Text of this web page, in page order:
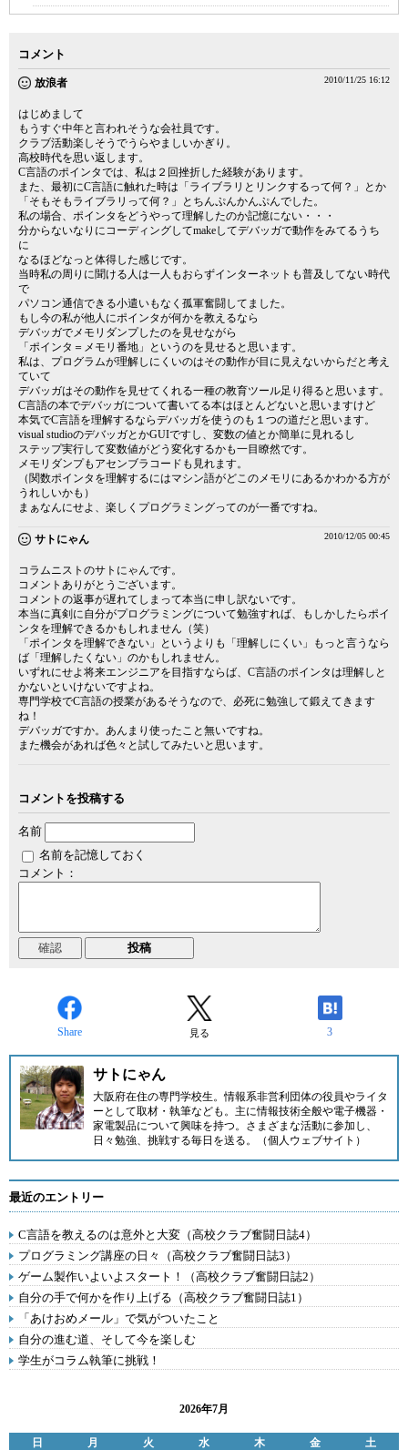
コメント
放浪者 2010/11/25 16:12
はじめまして
もうすぐ中年と言われそうな会社員です。
クラブ活動楽しそうでうらやましいかぎり。
高校時代を思い返します。
C言語のポインタでは、私は２回挫折した経験があります。
また、最初にC言語に触れた時は「ライブラリとリンクするって何？」とか
「そもそもライブラリって何？」とちんぷんかんぷんでした。
私の場合、ポインタをどうやって理解したのか記憶にない・・・
分からないなりにコーディングしてmakeしてデバッガで動作をみてるうち
に
なるほどなっと体得した感じです。
当時私の周りに聞ける人は一人もおらずインターネットも普及してない時代
で
パソコン通信できる小遣いもなく孤軍奮闘してました。
もし今の私が他人にポインタが何かを教えるなら
デバッガでメモリダンプしたのを見せながら
「ポインタ＝メモリ番地」というのを見せると思います。
私は、プログラムが理解しにくいのはその動作が目に見えないからだと考え
ていて
デバッガはその動作を見せてくれる一種の教育ツール足り得ると思います。
C言語の本でデバッガについて書いてる本はほとんどないと思いますけど
本気でC言語を理解するならデバッガを使うのも１つの道だと思います。
visual studioのデバッガとかGUIですし、変数の値とか簡単に見れるし
ステップ実行して変数値がどう変化するかも一目瞭然です。
メモリダンプもアセンブラコードも見れます。
（関数ポインタを理解するにはマシン語がどこのメモリにあるかわかる方が
うれしいかも）
まぁなんにせよ、楽しくプログラミングってのが一番ですね。
サトにゃん 2010/12/05 00:45
コラムニストのサトにゃんです。
コメントありがとうございます。
コメントの返事が遅れてしまって本当に申し訳ないです。
本当に真剣に自分がプログラミングについて勉強すれば、もしかしたらポイ
ンタを理解できるかもしれません（笑）
「ポインタを理解できない」というよりも「理解しにくい」もっと言うなら
ば「理解したくない」のかもしれません。
いずれにせよ将来エンジニアを目指すならば、C言語のポインタは理解しと
かないといけないですよね。
専門学校でC言語の授業があるそうなので、必死に勉強して鍛えてきます
ね！
デバッガですか。あんまり使ったこと無いですね。
また機会があれば色々と試してみたいと思います。
コメントを投稿する
名前
名前を記憶しておく
コメント：
Share 見る 3
サトにゃん
大阪府在住の専門学校生。情報系非営利団体の役員やライタ
ーとして取材・執筆なども。主に情報技術全般や電子機器・
家電製品について興味を持つ。さまざまな活動に参加し、
日々勉強、挑戦する毎日を送る。
（個人ウェブサイト）
最近のエントリー
C言語を教えるのは意外と大変（高校クラブ奮闘日誌4）
プログラミング講座の日々（高校クラブ奮闘日誌3）
ゲーム製作いよいよスタート！（高校クラブ奮闘日誌2）
自分の手で何かを作り上げる（高校クラブ奮闘日誌1）
「あけおめメール」で気がついたこと
自分の進む道、そして今を楽しむ
学生がコラム執筆に挑戦！
2026年7月
日 月 火 水 木 金
土